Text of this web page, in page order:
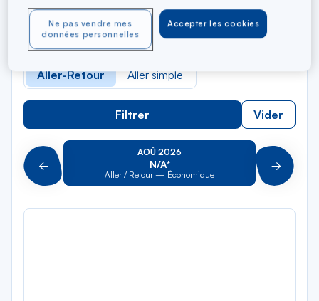
Vers
Pour aller vers
Type de trajet
Aller-Retour Aller simple
Filtrer Vider
Précédent
AOÛ 2026
N/A*
Aller / Retour — Économique Suivant
Accepter les cookies
Ne pas vendre mes
données personnelles